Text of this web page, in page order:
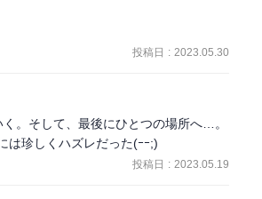
投稿日 : 2023.05.30
。そして、最後にひとつの場所へ…。
は珍しくハズレだった(ｰｰ;)
投稿日 : 2023.05.19